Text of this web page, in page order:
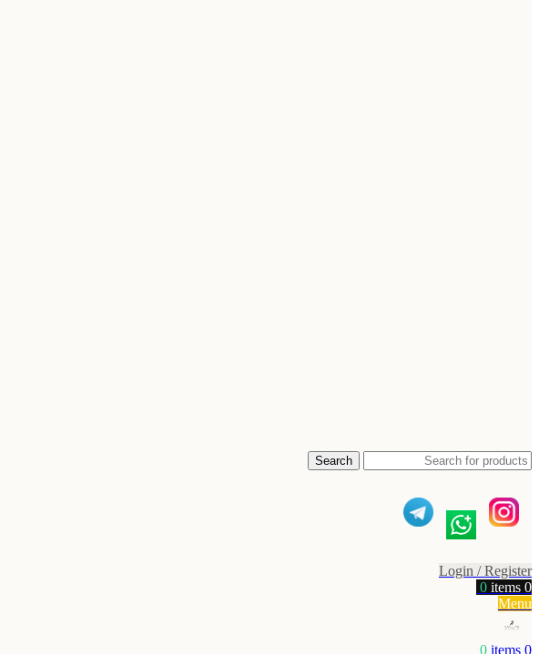
Search
Login / Register
0
items
0
Menu
0
items
0